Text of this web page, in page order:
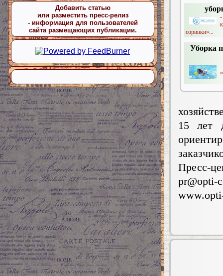
-
соринки»...
Уборка
-
15 лет
Пресс-
pr@opti-
Добавить статью
или разместить пресс-релиз
- информация для пользователей
сайта размещающих публикации.